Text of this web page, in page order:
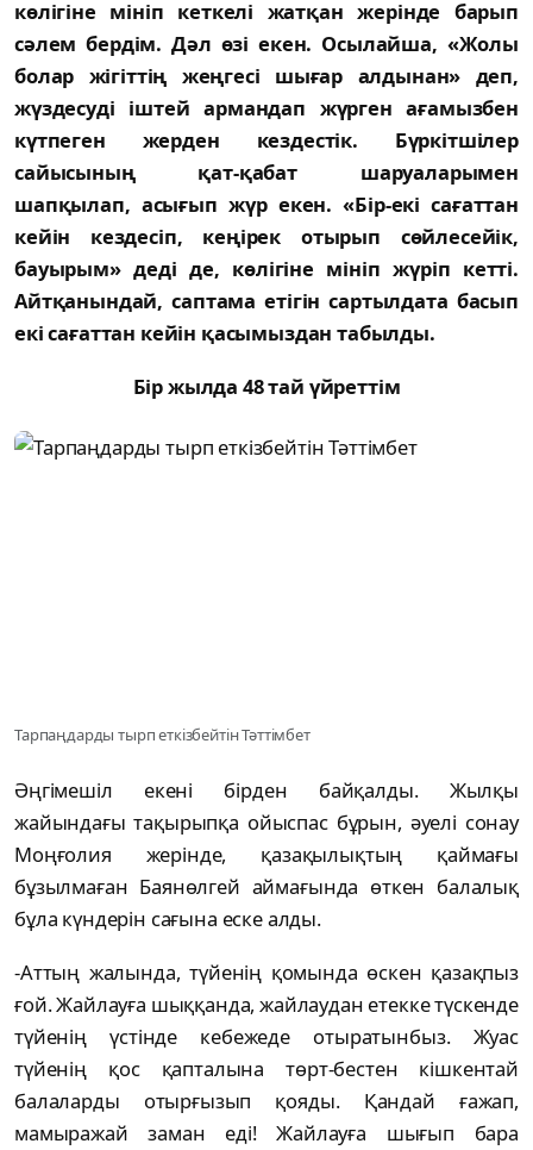
көлігіне мініп кеткелі жатқан жерінде барып
сәлем бердім. Дәл өзі екен. Осылайша, «Жолы
болар жігіттің жеңгесі шығар алдынан» деп,
жүздесуді іштей армандап жүрген ағамызбен
күтпеген жерден кездестік. Бүркітшілер
сайысының қат-қабат шаруаларымен
шапқылап, асығып жүр екен. «Бір-екі сағаттан
кейін кездесіп, кеңірек отырып сөйлесейік,
бауырым» деді де, көлігіне мініп жүріп кетті.
Айтқанындай, саптама етігін сартылдата басып
екі сағаттан кейін қасымыздан табылды.
Бір жылда 48 тай үйреттім
Тарпаңдарды тырп еткізбейтін Тәттімбет
Әңгімешіл екені бірден байқалды. Жылқы
жайындағы тақырыпқа ойыспас бұрын, әуелі сонау
Моңғолия жерінде, қазақылықтың қаймағы
бұзылмаған Баянөлгей аймағында өткен балалық
бұла күндерін сағына еске алды.
-Аттың жалында, түйенің қомында өскен қазақпыз
ғой. Жайлауға шыққанда, жайлаудан етекке түскенде
түйенің үстінде кебежеде отыратынбыз. Жуас
түйенің қос қапталына төрт-бестен кішкентай
балаларды отырғызып қояды. Қандай ғажап,
мамыражай заман еді! Жайлауға шығып бара